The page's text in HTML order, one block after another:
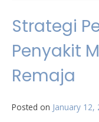
Strategi
Penyakit
Remaja
Posted on January 12,